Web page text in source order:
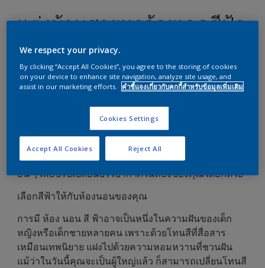
แต่งบ้านสวยหรูด้วยเฉดสีฟ้า
หากมองย้อนกลับไป อาจเป็นเรื่องยากที่ใครบางคนอาจมี
ห้องนอนสีฟ้าเป็นของตัวเอง แต่ในวันนี้คุณสามารถเสก
ความฝันขอคุณให้เป็นสีที่คุณต้องการได้แล้ว
ยังสามารถนำสีเข้มมาทาในบางส่วนของผนังเพื่อเพิ่มมิติ
ของห้องได้อีกด้วย การทำเช่นนี้นอกจากจะได้ขนาดห้องที่
ใหญ่ขึ้นแล้ว คุณยังได้รับความรู้สึกเหมือนมีบ้านใหม่เลย
ทีเดียว อย่างไรก็ตามคุณยังสามารถเลือกใช้
อื่น ๆ เพื่อปรับเปลี่ยนบรรยากาศในห้องของคุณได้อีกด้วย
เลือกสีฟ้าให้กับห้องนอนของคุณ
การมี ห้อง นอน สี ฟ้าอาจเป็นหนึ่งในความฝันของเด็ก
หญิงหรือเด็กชายหลายคน เพราะด้วยโทนสีที่สื่อสาร
เหมือนเทพนิยาย แฝงไปด้วยความหอมหวานที่ชวนฝัน
แม้ว่าในวันนี้คุณจะเป็นผู้ใหญ่แล้ว ก็สามารถเปลี่ยนโทนสี
We respect your privacy.
By clicking “Accept All Cookies”, you agree to the storing of cookies
on your device to enhance site navigation, analyze site usage, and
assist in our marketing efforts.
คำชี้แจงเกี่ยวกับคุกกี้สำหรับข้อมูลเพิ่มเติม
Cookies Settings
Reject All
Accept All Cookies